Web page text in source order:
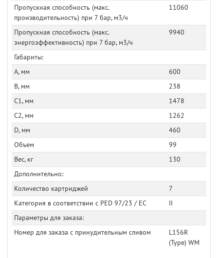
Пропускная способность (макс.
производительность) при 7 бар, м3/ч
11060
Пропускная способность (макс.
энергоэффективность) при 7 бар, м3/ч
9940
Габариты:
A, мм
600
B, мм
238
C1, мм
1478
C2, мм
1262
D, мм
460
Объем
99
Вес, кг
130
Дополнительно:
Количество картриджей
7
Категория в соответствии с PED 97/23 / EC
II
Параметры для заказа:
Номер для заказа с принудительным сливом
L156R
(Type) WM